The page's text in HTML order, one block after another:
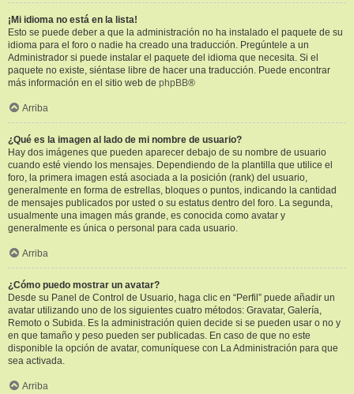
¡Mi idioma no está en la lista!
Esto se puede deber a que la administración no ha instalado el paquete de su
idioma para el foro o nadie ha creado una traducción. Pregúntele a un
Administrador si puede instalar el paquete del idioma que necesita. Si el
paquete no existe, siéntase libre de hacer una traducción. Puede encontrar
más información en el sitio web de phpBB®
Arriba
¿Qué es la imagen al lado de mi nombre de usuario?
Hay dos imágenes que pueden aparecer debajo de su nombre de usuario
cuando esté viendo los mensajes. Dependiendo de la plantilla que utilice el
foro, la primera imagen está asociada a la posición (rank) del usuario,
generalmente en forma de estrellas, bloques o puntos, indicando la cantidad
de mensajes publicados por usted o su estatus dentro del foro. La segunda,
usualmente una imagen más grande, es conocida como avatar y
generalmente es única o personal para cada usuario.
Arriba
¿Cómo puedo mostrar un avatar?
Desde su Panel de Control de Usuario, haga clic en “Perfil” puede añadir un
avatar utilizando uno de los siguientes cuatro métodos: Gravatar, Galería,
Remoto o Subida. Es la administración quien decide si se pueden usar o no y
en que tamaño y peso pueden ser publicadas. En caso de que no este
disponible la opción de avatar, comuníquese con La Administración para que
sea activada.
Arriba